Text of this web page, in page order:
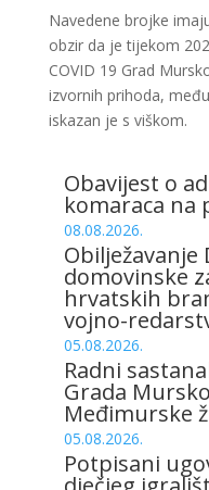
Navedene brojke
obzir da je tijekom
COVID 19 Grad
izvornih prihoda,
iskazan je s viškom.
Obavijest o
komaraca na
08.08.2026.
Obilježavanje
domovinske
hrvatskih
vojno-
05.08.2026.
Radni
Grada
Međimurske
05.08.2026.
Potpisani